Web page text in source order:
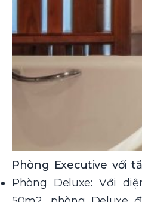
Phòng Executive với
Phòng Deluxe: Với